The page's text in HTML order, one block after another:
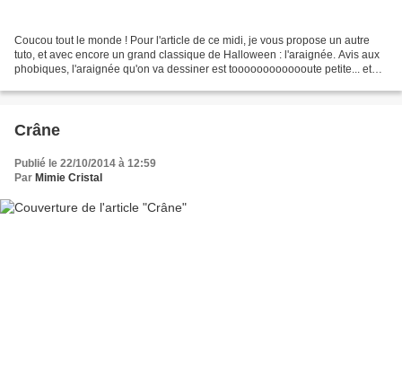
Coucou tout le monde ! Pour l'article de ce midi, je vous propose un autre
tuto, et avec encore un grand classique de Halloween : l'araignée. Avis aux
phobiques, l'araignée qu'on va dessiner est tooooooooooooute petite... et
Crâne
Publié le 22/10/2014 à 12:59
Par Mimie Cristal